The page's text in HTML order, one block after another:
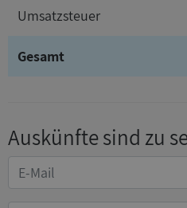
Umsatzsteuer
Gesamt
Auskünfte sind zu